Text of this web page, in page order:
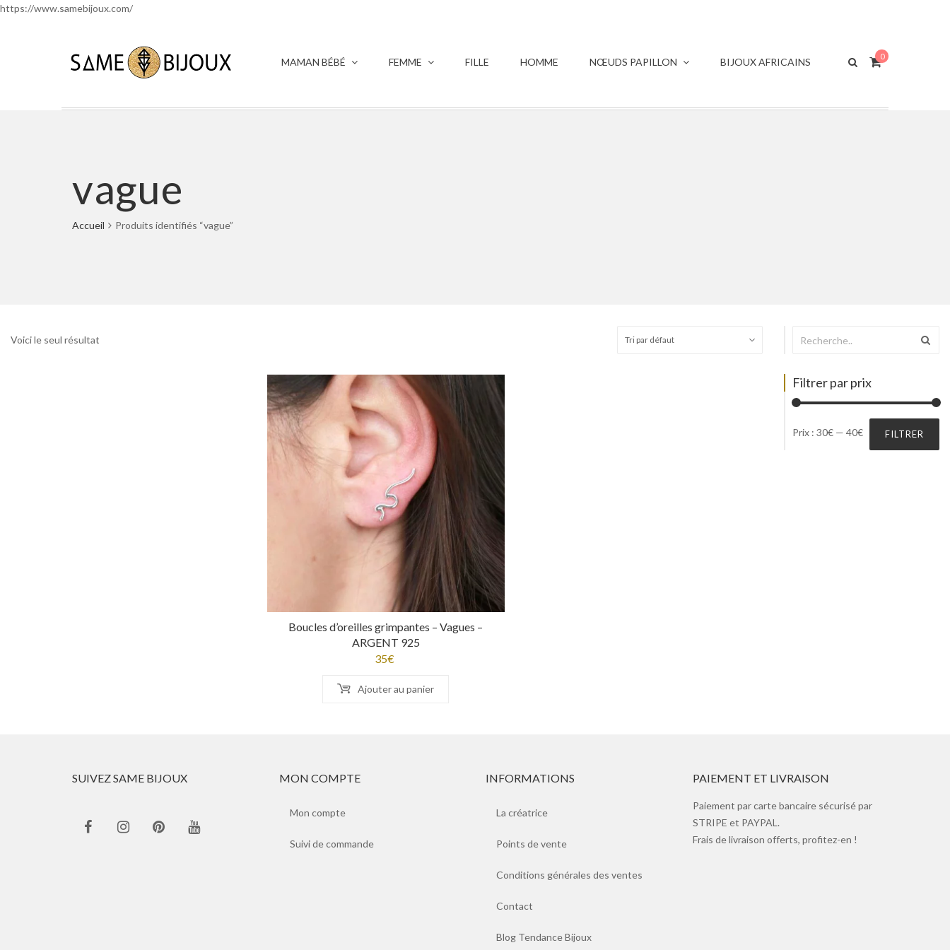
https://www.samebijoux.com/
MAMAN BÉBÉ FEMME FILLE HOMME NŒUDS PAPILLON BIJOUX AFRICAINS 0
vague
Accueil Produits identifiés “vague”
Voici le seul résultat
Boucles d’oreilles grimpantes – Vagues –
ARGENT 925
35€
Ajouter au panier
Filtrer par prix
FILTRER
Prix : 30€ — 40€
SUIVEZ SAME BIJOUX MON COMPTE
Mon compte
Suivi de commande
INFORMATIONS
La créatrice
Points de vente
Conditions générales des ventes
Contact
Blog Tendance Bijoux
PAIEMENT ET LIVRAISON
Paiement par carte bancaire sécurisé par
STRIPE et PAYPAL.
Frais de livraison offerts, profitez-en !